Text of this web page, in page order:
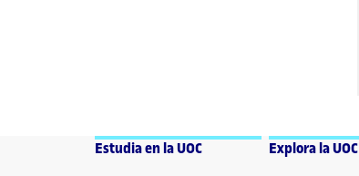
Estudia en la UOC Explora la UOC